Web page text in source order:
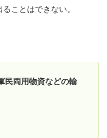
ことはできない。
民両用物資などの輸